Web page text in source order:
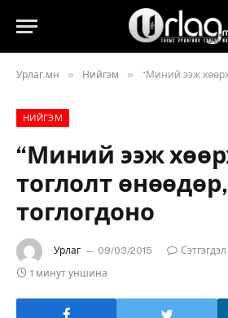
Урлаг.мн » Нийгэм » “Миний ээж хөөрхөн”
НИЙГЭМ
“Миний ээж
тоглолт
тоглогдоно
Урлаг 09/03/2015
1 минут уншина